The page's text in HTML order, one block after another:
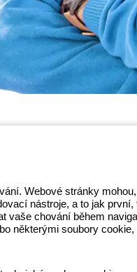
Webové stránky
nástroje, a to jak
vaše chování během
některými soubory cookie,